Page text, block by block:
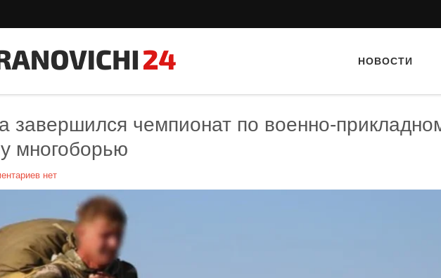
НОВОСТИ
завершился чемпионат по военно-
многоборью
нет